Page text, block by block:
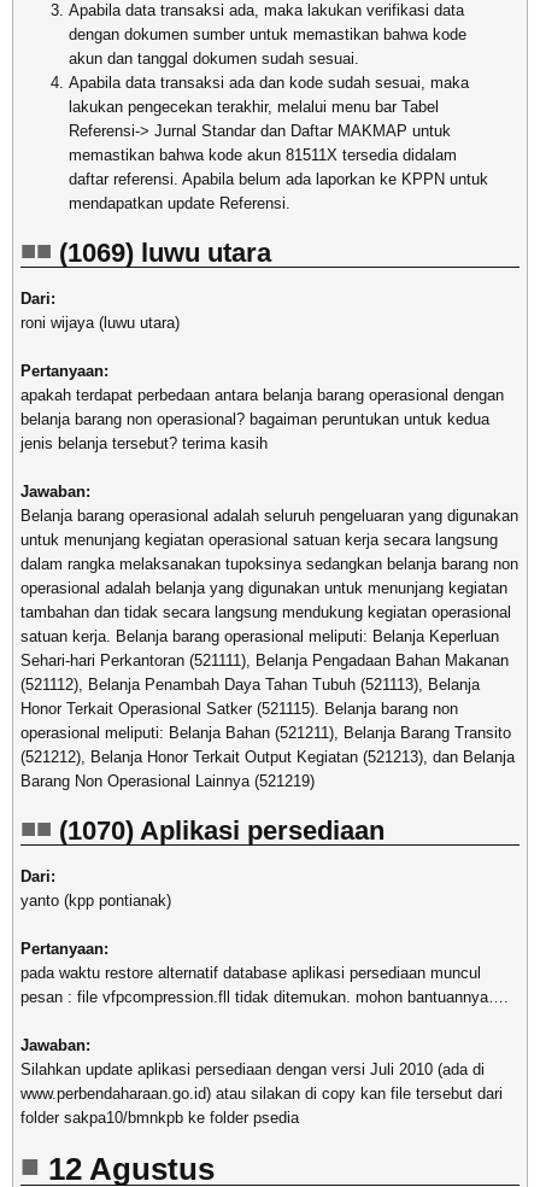
Apabila data transaksi ada, maka lakukan verifikasi data
dengan dokumen sumber untuk memastikan bahwa kode
akun dan tanggal dokumen sudah sesuai.
Apabila data transaksi ada dan kode sudah sesuai, maka
lakukan pengecekan terakhir, melalui menu bar Tabel
Referensi-> Jurnal Standar dan Daftar MAKMAP untuk
memastikan bahwa kode akun 81511X tersedia didalam
daftar referensi. Apabila belum ada laporkan ke KPPN untuk
mendapatkan update Referensi.
(1069) luwu utara
Dari:
roni wijaya (luwu utara)
Pertanyaan:
apakah terdapat perbedaan antara belanja barang operasional dengan
belanja barang non operasional? bagaiman peruntukan untuk kedua
jenis belanja tersebut? terima kasih
Jawaban:
Belanja barang operasional adalah seluruh pengeluaran yang digunakan
untuk menunjang kegiatan operasional satuan kerja secara langsung
dalam rangka melaksanakan tupoksinya sedangkan belanja barang non
operasional adalah belanja yang digunakan untuk menunjang kegiatan
tambahan dan tidak secara langsung mendukung kegiatan operasional
satuan kerja. Belanja barang operasional meliputi: Belanja Keperluan
Sehari-hari Perkantoran (521111), Belanja Pengadaan Bahan Makanan
(521112), Belanja Penambah Daya Tahan Tubuh (521113), Belanja
Honor Terkait Operasional Satker (521115). Belanja barang non
operasional meliputi: Belanja Bahan (521211), Belanja Barang Transito
(521212), Belanja Honor Terkait Output Kegiatan (521213), dan Belanja
Barang Non Operasional Lainnya (521219)
(1070) Aplikasi persediaan
Dari:
yanto (kpp pontianak)
Pertanyaan:
pada waktu restore alternatif database aplikasi persediaan muncul
pesan : file vfpcompression.fll tidak ditemukan. mohon bantuannya….
Jawaban:
Silahkan update aplikasi persediaan dengan versi Juli 2010 (ada di
www.perbendaharaan.go.id) atau silakan di copy kan file tersebut dari
folder sakpa10/bmnkpb ke folder psedia
12 Agustus